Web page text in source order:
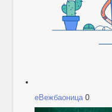
еВежбаоница0